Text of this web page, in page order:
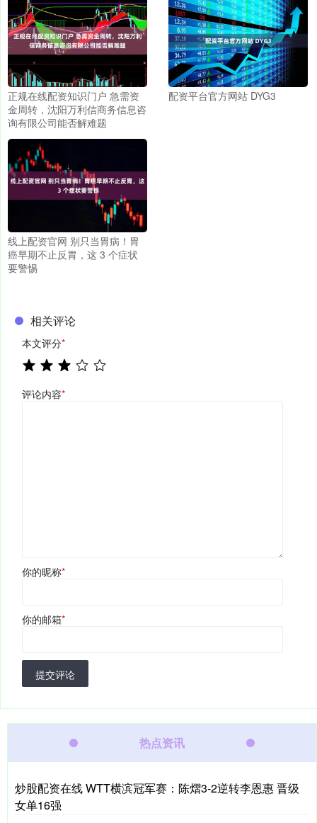
正规在线配资知识门户 急需资
金周转，沈阳万利信商务信息咨
询有限公司能否解难题
配资平台官方网站 DYG3
线上配资官网 别只当胃病！胃
癌早期不止反胃，这 3 个症状
要警惕
相关评论
本文评分*
评论内容*
你的昵称*
你的邮箱*
提交评论
热点资讯
炒股配资在线 WTT横滨冠军赛：陈熠3-2逆转李恩惠 晋级
女单16强